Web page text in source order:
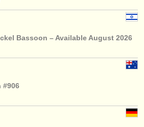
Bassoon – Available August 2026
#906